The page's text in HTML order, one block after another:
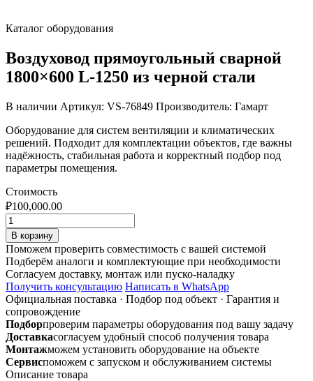
Каталог оборудования
Воздуховод прямоугольный сварной
1800×600 L-1250 из черной стали
В наличии Артикул: VS-76849 Производитель: Гамарт
Оборудование для систем вентиляции и климатических
решений. Подходит для комплектации объектов, где важны
надёжность, стабильная работа и корректный подбор под
параметры помещения.
Стоимость
₽100,000.00
Количество
товара
Воздуховод
прямоугольный
сварной
1800x600
L-
1250
из
черной
стали
В корзину
Поможем проверить совместимость с вашей системой
Подберём аналоги и комплектующие при необходимости
Согласуем доставку, монтаж или пуско-наладку
Получить консультацию Написать в WhatsApp
Официальная поставка · Подбор под объект · Гарантия и
сопровождение
Подборпроверим параметры оборудования под вашу задачу
Доставкасогласуем удобный способ получения товара
Монтажможем установить оборудование на объекте
Сервиспоможем с запуском и обслуживанием системы
Описание товара